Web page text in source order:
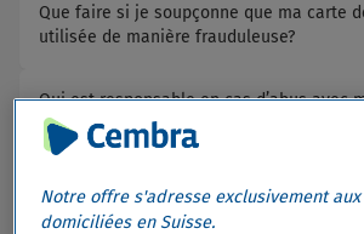
Que faire si je soupçonne que ma carte
utilisée de manière frauduleuse?
Qui est responsable en cas d’abus avec
crédit?
Notre offre s'adresse exclusivement
domiciliées en Suisse.